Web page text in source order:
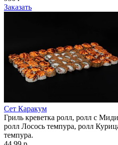
Заказать
Сет Каракум
Гриль креветка ролл, ролл с
ролл Лосось темпура, ролл
темпура.